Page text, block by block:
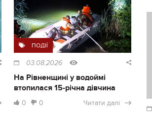
ПОДІЇ
03.08.2026
На Рівненщині у водоймі
втопилася 15-річна дівчина
0 0 Читати далі